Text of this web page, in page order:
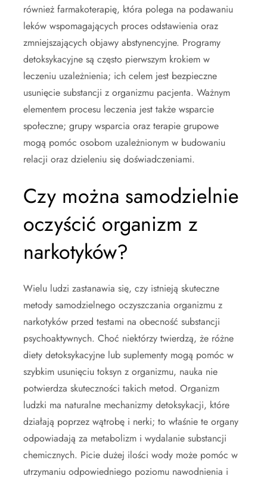
również farmakoterapię, która polega na podawaniu
leków wspomagających proces odstawienia oraz
zmniejszających objawy abstynencyjne. Programy
detoksykacyjne są często pierwszym krokiem w
leczeniu uzależnienia; ich celem jest bezpieczne
usunięcie substancji z organizmu pacjenta. Ważnym
elementem procesu leczenia jest także wsparcie
społeczne; grupy wsparcia oraz terapie grupowe
mogą pomóc osobom uzależnionym w budowaniu
relacji oraz dzieleniu się doświadczeniami.
Czy można samodzielnie
oczyścić organizm z
narkotyków?
Wielu ludzi zastanawia się, czy istnieją skuteczne
metody samodzielnego oczyszczania organizmu z
narkotyków przed testami na obecność substancji
psychoaktywnych. Choć niektórzy twierdzą, że różne
diety detoksykacyjne lub suplementy mogą pomóc w
szybkim usunięciu toksyn z organizmu, nauka nie
potwierdza skuteczności takich metod. Organizm
ludzki ma naturalne mechanizmy detoksykacji, które
działają poprzez wątrobę i nerki; to właśnie te organy
odpowiadają za metabolizm i wydalanie substancji
chemicznych. Picie dużej ilości wody może pomóc w
utrzymaniu odpowiedniego poziomu nawodnienia i